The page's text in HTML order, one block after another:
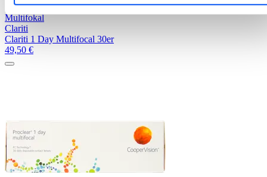
Multifokal
Clariti
Clariti 1 Day Multifocal 30er
49,50 €